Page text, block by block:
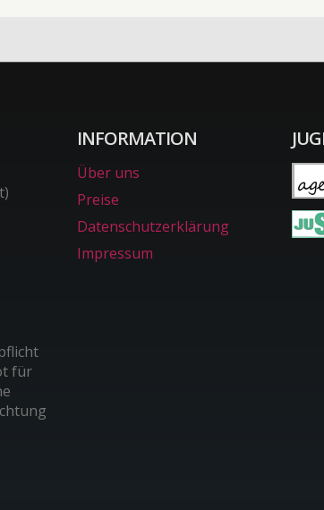
für
INFORMATION
Über uns
Preise
Datenschutzerklärung
Impressum